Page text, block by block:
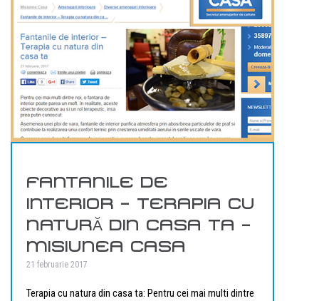
FANTANILE DE
INTERIOR – TERAPIA CU
NATURĂ DIN CASA TA –
MISIUNEA CASA
21 februarie 2017
Terapia cu natura din casa ta: Pentru cei mai multi dintre